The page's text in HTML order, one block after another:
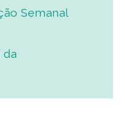
Semanal
da